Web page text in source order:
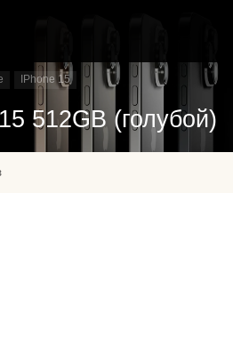
IPhone 15
512GB (голубой)